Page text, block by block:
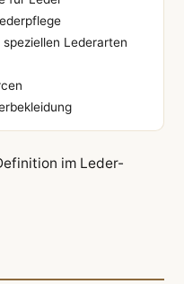
Lederarten
im Leder-